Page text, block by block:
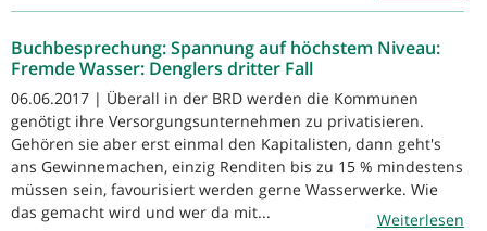
Buchbesprechung: Spannung auf höchstem Niveau:
Fremde Wasser: Denglers dritter Fall
06.06.2017 | Überall in der BRD werden die Kommunen
genötigt ihre Versorgungsunternehmen zu privatisieren.
Gehören sie aber erst einmal den Kapitalisten, dann geht's
ans Gewinnemachen, einzig Renditen bis zu 15 % mindestens
müssen sein, favourisiert werden gerne Wasserwerke. Wie
das gemacht wird und wer da mit...
Weiterlesen